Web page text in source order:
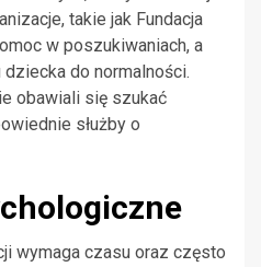
takie jak Fundacja
w poszukiwaniach, a
do normalności.
obawiali się szukać
służby o
wymaga czasu oraz często